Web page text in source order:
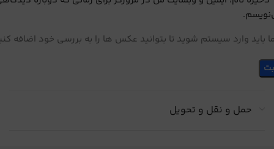
باید وارد سیستم شوید تا بتوانید عکس ها را به بررسی خود اضافه
حمل و نقل و تحویل